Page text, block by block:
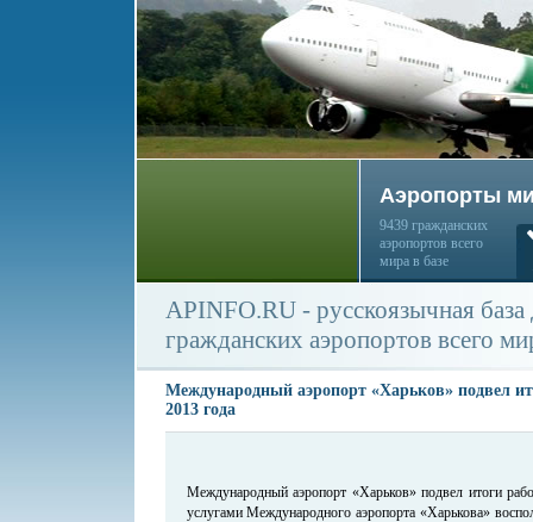
Аэропорты
9439 гражданских
аэропортов всего
мира в базе
APINFO.RU - русскоязычная
гражданских аэропортов всего
Международный аэропорт «Харьков» подвел
2013 года
Международный аэропорт «Харьков» подвел итоги
услугами Международного аэропорта «Харькова»